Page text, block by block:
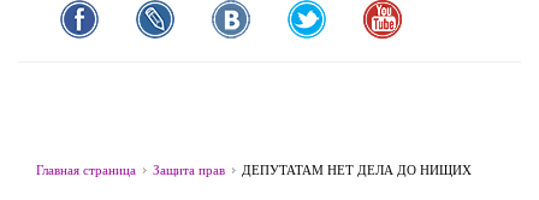
Главная страница Защита прав ДЕПУТАТАМ НЕТ ДЕЛА ДО НИЩИХ